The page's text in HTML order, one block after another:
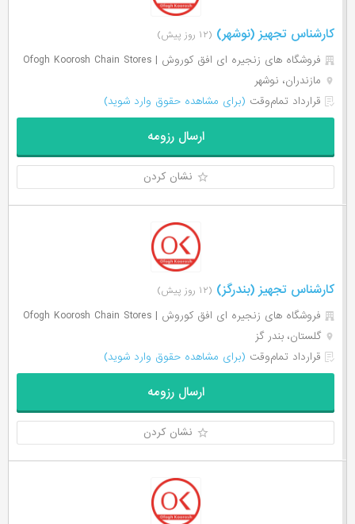
کارشناس تجهیز (نوشهر) (۱۲ روز پیش)
فروشگاه های زنجیره ای افق کوروش | Ofogh Koorosh Chain Stores
مازندران، نوشهر
قرارداد تمام‌وقت (برای مشاهده حقوق وارد شوید)
ارسال رزومه
نشان کردن
کارشناس تجهیز (بندرگز) (۱۲ روز پیش)
فروشگاه های زنجیره ای افق کوروش | Ofogh Koorosh Chain Stores
گلستان، بندر گز
قرارداد تمام‌وقت (برای مشاهده حقوق وارد شوید)
ارسال رزومه
نشان کردن